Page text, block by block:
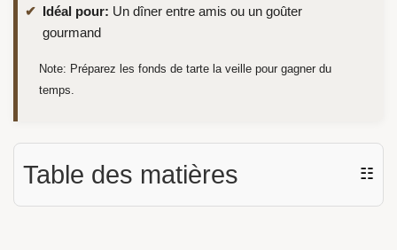
Idéal pour: Un dîner entre amis ou un goûter
gourmand
Note: Préparez les fonds de tarte la veille pour gagner du
temps.
Table des matières ☷